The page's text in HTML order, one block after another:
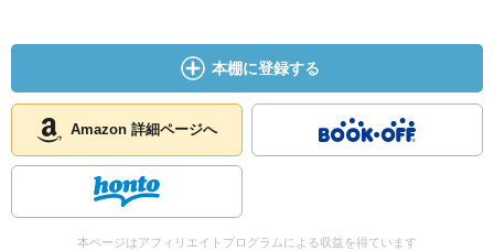
本棚に登録する
Amazon 詳細ページへ
本ページはアフィリエイトプログラムによる収益を得ています